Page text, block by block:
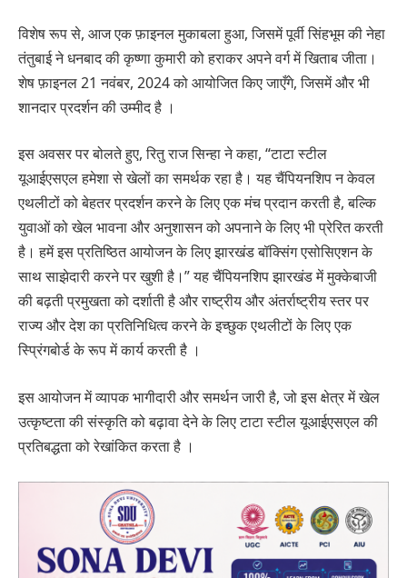
विशेष रूप से, आज एक फ़ाइनल मुकाबला हुआ, जिसमें पूर्वी सिंहभूम की नेहा
तंतुबाई ने धनबाद की कृष्णा कुमारी को हराकर अपने वर्ग में खिताब जीता।
शेष फ़ाइनल 21 नवंबर, 2024 को आयोजित किए जाएँगे, जिसमें और भी
शानदार प्रदर्शन की उम्मीद है ।
इस अवसर पर बोलते हुए, रितु राज सिन्हा ने कहा, “टाटा स्टील
यूआईएसएल हमेशा से खेलों का समर्थक रहा है। यह चैंपियनशिप न केवल
एथलीटों को बेहतर प्रदर्शन करने के लिए एक मंच प्रदान करती है, बल्कि
युवाओं को खेल भावना और अनुशासन को अपनाने के लिए भी प्रेरित करती
है। हमें इस प्रतिष्ठित आयोजन के लिए झारखंड बॉक्सिंग एसोसिएशन के
साथ साझेदारी करने पर खुशी है।” यह चैंपियनशिप झारखंड में मुक्केबाजी
की बढ़ती प्रमुखता को दर्शाती है और राष्ट्रीय और अंतर्राष्ट्रीय स्तर पर
राज्य और देश का प्रतिनिधित्व करने के इच्छुक एथलीटों के लिए एक
स्प्रिंगबोर्ड के रूप में कार्य करती है ।
इस आयोजन में व्यापक भागीदारी और समर्थन जारी है, जो इस क्षेत्र में खेल
उत्कृष्टता की संस्कृति को बढ़ावा देने के लिए टाटा स्टील यूआईएसएल की
प्रतिबद्धता को रेखांकित करता है ।